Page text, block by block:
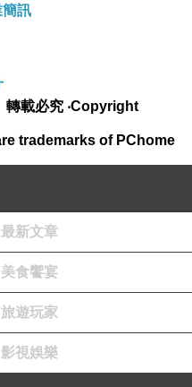
訊
轉載必究 ‧Copyright
trademarks of PChome
最新文章
美食饗宴
旅遊玩家
影視娛樂